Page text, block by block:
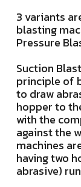
3 variants
blasting
Pressure
Suction
principle of
to draw
hopper to
with the
against the
machines
having two
abrasive)